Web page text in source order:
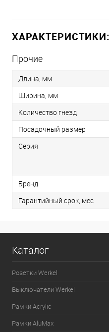
ХАРАКТЕРИСТИКИ:
Прочие
Длина, мм
Ширина, мм
Количество гнезд
Посадочный размер
Серия
Бренд
Гарантийный срок, мес
Каталог
Розетки Werkel
Выключатели Werkel
Рамки Acrylic
Рамки AluMax